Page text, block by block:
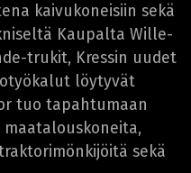
kaivukoneisiin sekä
Kaupalta Wille-
trukit, Kressin uudet
löytyvät
tuo tapahtumaan
maatalouskoneita,
sekä